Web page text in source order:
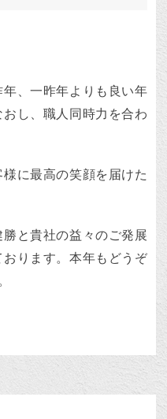
、一昨年よりも良い年
し、職人同時力を合わ
に最高の笑顔を届けた
と貴社の益々のご発展
ります。本年もどうぞ